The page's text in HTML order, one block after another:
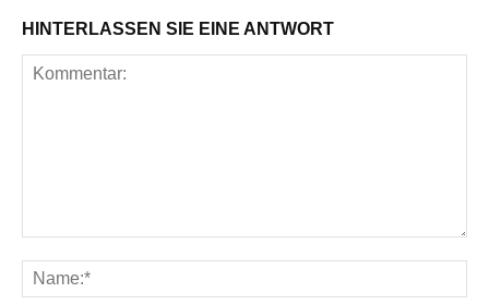
HINTERLASSEN SIE EINE ANTWORT